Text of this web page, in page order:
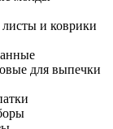
и коврики
для выпечки